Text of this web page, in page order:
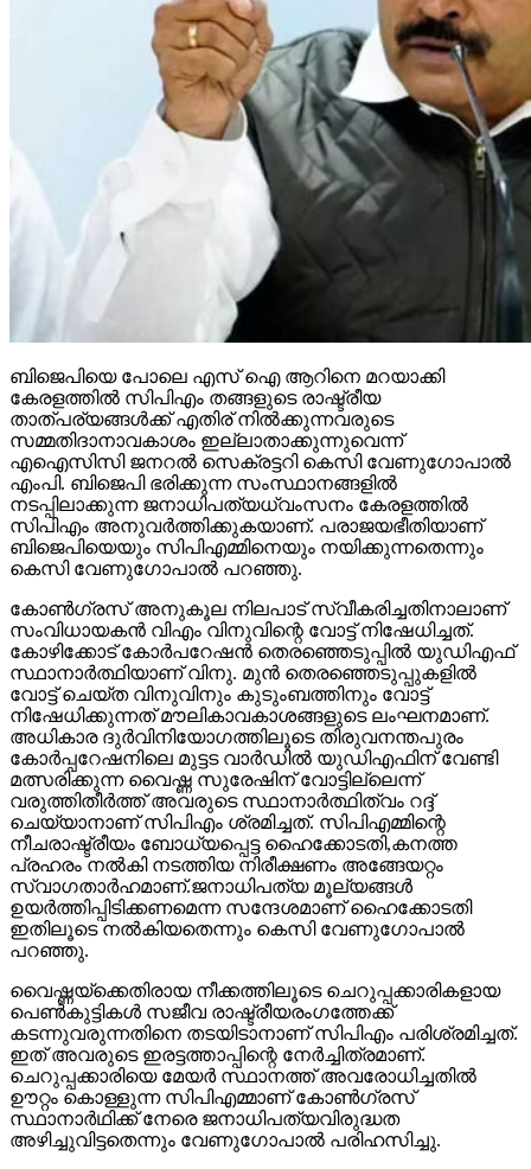
ബിജെപിയെ പോലെ എസ് ഐ ആറിനെ മറയാക്കി
കേരളത്തില്‍ സിപിഎം തങ്ങളുടെ രാഷ്ട്രീയ
താത്പര്യങ്ങള്‍ക്ക് എതിര് നില്‍ക്കുന്നവരുടെ
സമ്മതിദാനാവകാശം ഇല്ലാതാക്കുന്നുവെന്ന്
എഐസിസി ജനറല്‍ സെക്രട്ടറി കെസി വേണുഗോപാല്‍
എംപി. ബിജെപി ഭരിക്കുന്ന സംസ്ഥാനങ്ങളില്‍
നടപ്പിലാക്കുന്ന ജനാധിപത്യധ്വംസനം കേരളത്തില്‍
സിപിഎം അനുവര്‍ത്തിക്കുകയാണ്. പരാജയഭീതിയാണ്
ബിജെപിയെയും സിപിഎമ്മിനെയും നയിക്കുന്നതെന്നും
കെസി വേണുഗോപാല്‍ പറഞ്ഞു.
കോണ്‍ഗ്രസ് അനുകൂല നിലപാട് സ്വീകരിച്ചതിനാലാണ്
സംവിധായകന്‍ വിഎം വിനുവിന്റെ വോട്ട് നിഷേധിച്ചത്.
കോഴിക്കോട് കോര്‍പറേഷന്‍ തെരഞ്ഞെടുപ്പില്‍ യുഡിഎഫ്
സ്ഥാനാര്‍ത്ഥിയാണ് വിനു. മുന്‍ തെരഞ്ഞെടുപ്പുകളില്‍
വോട്ട് ചെയ്ത വിനുവിനും കുടുംബത്തിനും വോട്ട്
നിഷേധിക്കുന്നത് മൗലികാവകാശങ്ങളുടെ ലംഘനമാണ്.
അധികാര ദുര്‍വിനിയോഗത്തിലൂടെ തിരുവനന്തപുരം
കോര്‍പ്പറേഷനിലെ മുട്ടട വാര്‍ഡില്‍ യുഡിഎഫിന് വേണ്ടി
മത്സരിക്കുന്ന വൈഷ്ണ സുരേഷിന് വോട്ടില്ലെന്ന്
വരുത്തിതീര്‍ത്ത് അവരുടെ സ്ഥാനാര്‍ത്ഥിത്വം റദ്ദ്
ചെയ്യാനാണ് സിപിഎം ശ്രമിച്ചത്. സിപിഎമ്മിന്റെ
നീചരാഷ്ട്രീയം ബോധ്യപ്പെട്ട ഹൈക്കോടതി,കനത്ത
പ്രഹരം നല്‍കി നടത്തിയ നിരീക്ഷണം അങ്ങേയറ്റം
സ്വാഗതാര്‍ഹമാണ്.ജനാധിപത്യ മൂല്യങ്ങള്‍
ഉയര്‍ത്തിപ്പിടിക്കണമെന്ന സന്ദേശമാണ് ഹൈക്കോടതി
ഇതിലൂടെ നല്‍കിയതെന്നും കെസി വേണുഗോപാല്‍
പറഞ്ഞു.
വൈഷ്ണയ്‌ക്കെതിരായ നീക്കത്തിലൂടെ ചെറുപ്പക്കാരികളായ
പെണ്‍കുട്ടികള്‍ സജീവ രാഷ്ട്രീയരംഗത്തേക്ക്
കടന്നുവരുന്നതിനെ തടയിടാനാണ് സിപിഎം പരിശ്രമിച്ചത്.
ഇത് അവരുടെ ഇരട്ടത്താപ്പിന്റെ നേര്‍ച്ചിത്രമാണ്.
ചെറുപ്പക്കാരിയെ മേയര്‍ സ്ഥാനത്ത് അവരോധിച്ചതില്‍
ഊറ്റം കൊള്ളുന്ന സിപിഎമ്മാണ് കോണ്‍ഗ്രസ്
സ്ഥാനാര്‍ഥിക്ക് നേരെ ജനാധിപത്യവിരുദ്ധത
അഴിച്ചുവിട്ടതെന്നും വേണുഗോപാല്‍ പരിഹസിച്ചു.